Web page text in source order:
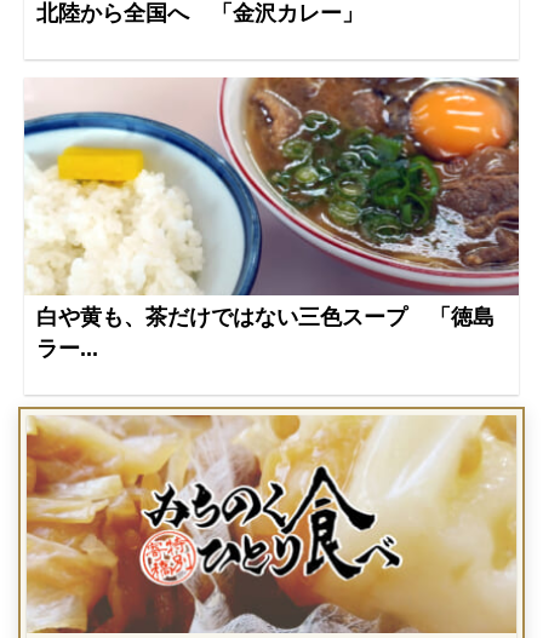
北陸から全国へ 「金沢カレー」
白や黄も、茶だけではない三色スープ 「徳島
ラー...